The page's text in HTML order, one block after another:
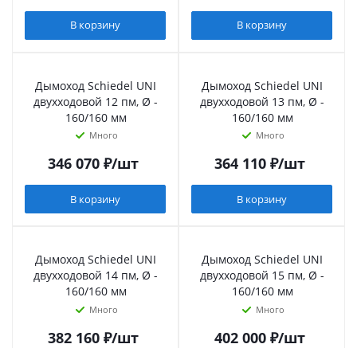
В корзину В корзину
Дымоход Schiedel UNI
двухходовой 12 пм, Ø -
160/160 мм
Много
346 070₽/шт
В корзину
Дымоход Schiedel UNI
двухходовой 13 пм, Ø -
160/160 мм
Много
364 110₽/шт
В корзину
Дымоход Schiedel UNI
двухходовой 14 пм, Ø -
160/160 мм
Много
382 160₽/шт
Дымоход Schiedel UNI
двухходовой 15 пм, Ø -
160/160 мм
Много
402 000₽/шт